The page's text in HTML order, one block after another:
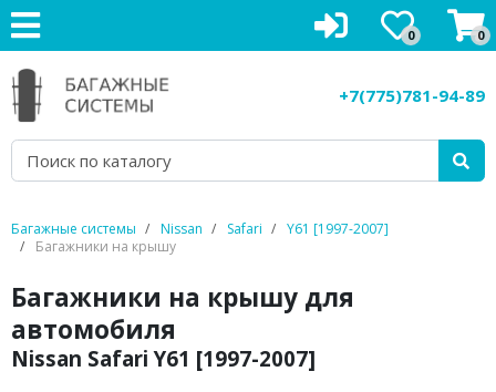
0 0
+7(775)781-94-89
Багажные системы Nissan Safari
Y61 [1997-2007]
Багажники на крышу
Багажники на крышу для
автомобиля
Nissan Safari Y61 [1997-2007]
Багажники на крышу
Рейлинги на крышу
Боксы на крышу
Велокрепления
Грузовые корзины
Аксессуары